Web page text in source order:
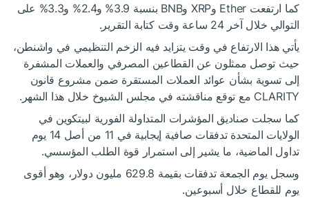
كما ارتفعت Ether وXRP وBNB بنسبة 3.9% و2.4% و3.3% على
التوالي خلال آخر 24 ساعة وقت كتابة التقرير.
يأتي هذا الارتفاع في وقت يتزايد فيه الزخم التنظيمي في واشنطن،
حيث توصل ممثلون عن القطاعين المصرفي والعملات المشفرة
إلى تسوية بشأن عوائد العملات المستقرة ضمن مشروع قانون
CLARITY مع توقع مناقشته في مجلس الشيوخ خلال هذا الشهر.
كما سجلت صناديق المؤشرات المتداولة الفورية لبيتكوين في
الولايات المتحدة تدفقات صافية إيجابية في 11 من أصل 14 يوم
تداول الماضية، ما يشير إلى استمرار قوة الطلب المؤسسي.
وسجل يوم الجمعة تدفقات بقيمة 629.8 مليون دولار، وهو أقوى
يوم للقطاع خلال أسبوعين.